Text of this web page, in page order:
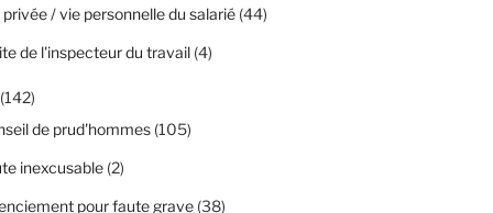
/ vie personnelle du salarié(44)
de l'inspecteur du travail(4)
de prud'hommes(105)
inexcusable(2)
pour faute grave(38)